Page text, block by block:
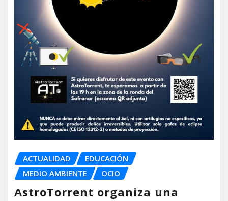
ACTUALIDAD
EDUCACIÓN
MEDIO AMBIENTE
OCIO
AstroTorrent organiza una